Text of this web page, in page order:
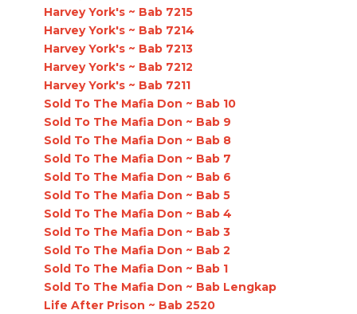
Harvey York's ~ Bab 7215
Harvey York's ~ Bab 7214
Harvey York's ~ Bab 7213
Harvey York's ~ Bab 7212
Harvey York's ~ Bab 7211
Sold To The Mafia Don ~ Bab 10
Sold To The Mafia Don ~ Bab 9
Sold To The Mafia Don ~ Bab 8
Sold To The Mafia Don ~ Bab 7
Sold To The Mafia Don ~ Bab 6
Sold To The Mafia Don ~ Bab 5
Sold To The Mafia Don ~ Bab 4
Sold To The Mafia Don ~ Bab 3
Sold To The Mafia Don ~ Bab 2
Sold To The Mafia Don ~ Bab 1
Sold To The Mafia Don ~ Bab Lengkap
Life After Prison ~ Bab 2520